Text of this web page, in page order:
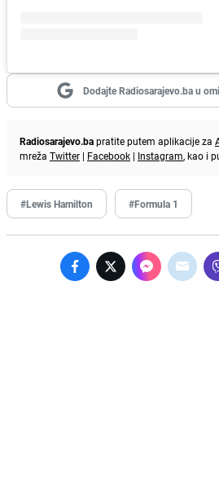
Dodajte Radiosarajevo.ba u
Radiosarajevo.bapratite putem aplikacije za
mreža Twitter | Facebook | Instagram, kao i
#Lewis Hamilton #Formula 1